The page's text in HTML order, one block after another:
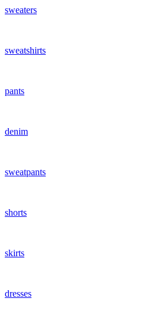
sweaters
sweatshirts
pants
denim
sweatpants
shorts
skirts
dresses